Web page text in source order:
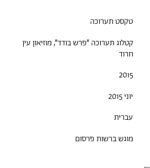
טקסט תערוכה
קטלוג תערוכה ״פרש בודד״, מוזיאון עין
חרוד
2015
יוני 2015
עברית
מוגש ברשות פרסום